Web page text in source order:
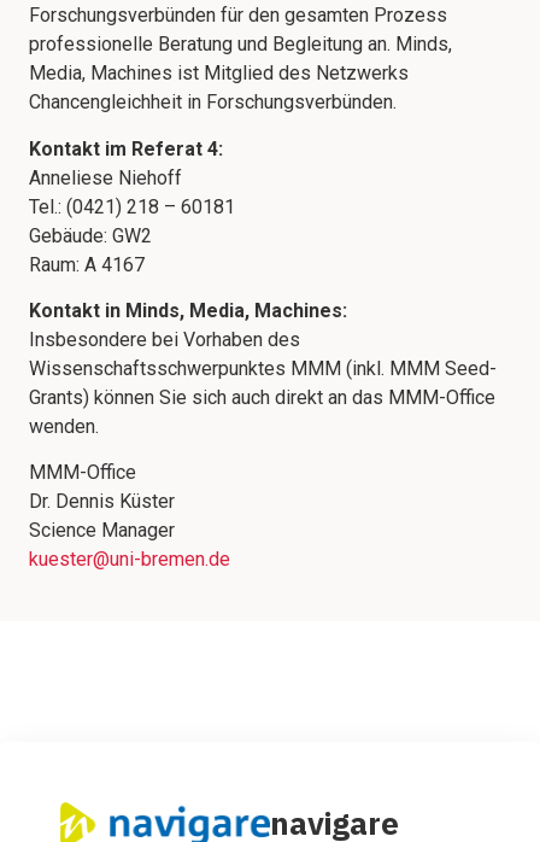
Forschungsverbünden für den gesamten Prozess
professionelle Beratung und Begleitung an. Minds,
Media, Machines ist Mitglied des Netzwerks
Chancengleichheit in Forschungsverbünden.
Kontakt im Referat 4:
Anneliese Niehoff
Tel.: (0421) 218 – 60181
Gebäude: GW2
Raum: A 4167
Kontakt in Minds, Media, Machines:
Insbesondere bei Vorhaben des
Wissenschaftsschwerpunktes MMM (inkl. MMM Seed-
Grants) können Sie sich auch direkt an das MMM-Office
wenden.
MMM-Office
Dr. Dennis Küster
Science Manager
kuester@uni-bremen.de
navigare